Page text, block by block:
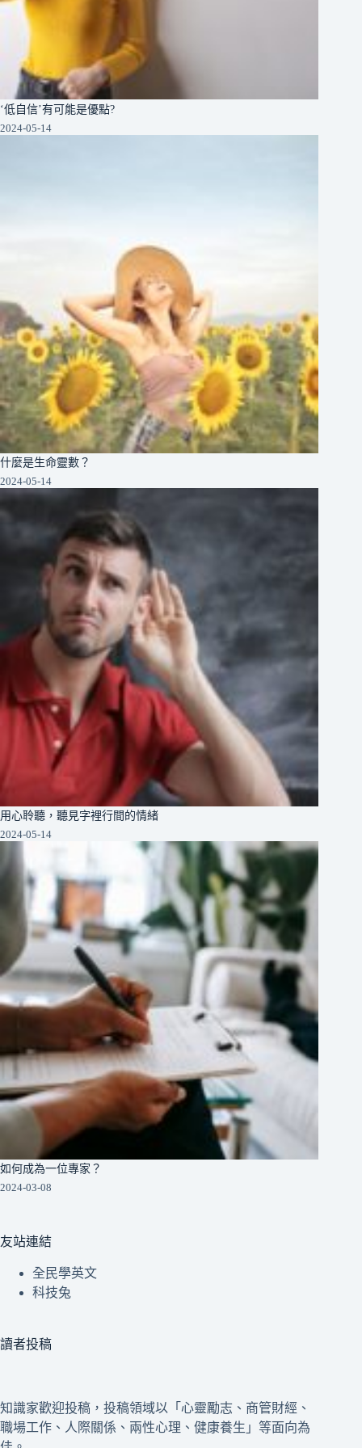
‘低自信’有可能是優點?
2024-05-14
什麼是生命靈數？
2024-05-14
用心聆聽，聽見字裡行間的情緒
2024-05-14
如何成為一位專家？
2024-03-08
友站連結
全民學英文
科技兔
讀者投稿
知識家歡迎投稿，投稿領域以「心靈勵志、商管財經、
職場工作、人際關係、兩性心理、健康養生」等面向為